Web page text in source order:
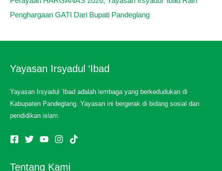
Penghargaan GATI Dari Bupati Pandeglang
Yayasan Irsyadul ‘Ibad
Yayasan Irsyadul ‘Ibad adalah lembaga yang berkedudukan di
Kabupaten Pandeglang. Yayasan ini bergerak di bidang sosial dan
pendidikan islam.
Tentang Kami